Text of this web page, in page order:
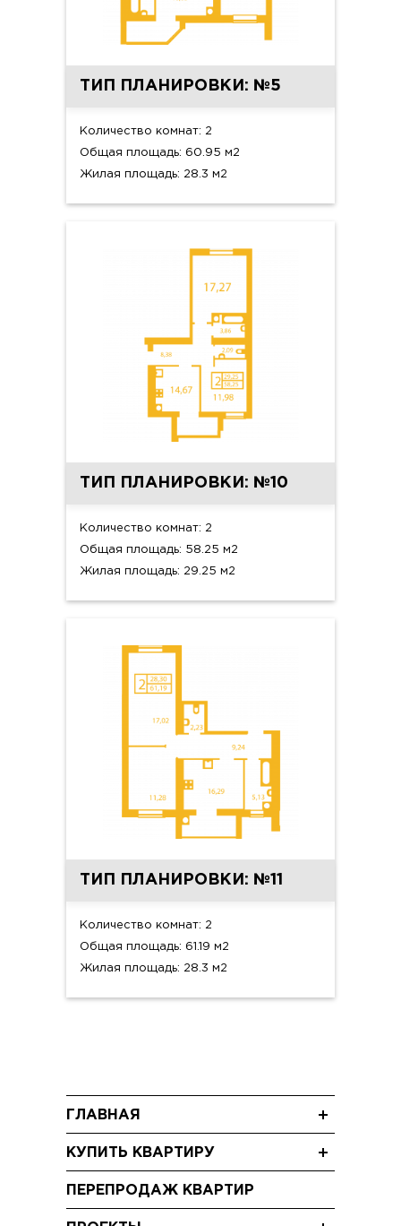
ТИП ПЛАНИРОВКИ: №5
Количество комнат: 2
Общая площадь: 60.95 м2
Жилая площадь: 28.3 м2
ТИП ПЛАНИРОВКИ: №10
Количество комнат: 2
Общая площадь: 58.25 м2
Жилая площадь: 29.25 м2
ТИП ПЛАНИРОВКИ: №11
Количество комнат: 2
Общая площадь: 61.19 м2
Жилая площадь: 28.3 м2
ГЛАВНАЯ
Акции
Видео
КУПИТЬ КВАРТИРУ
ПЕРЕПРОДАЖ КВАРТИР